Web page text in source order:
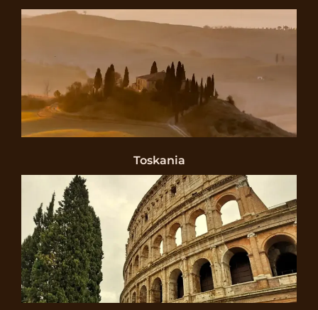
Toskania